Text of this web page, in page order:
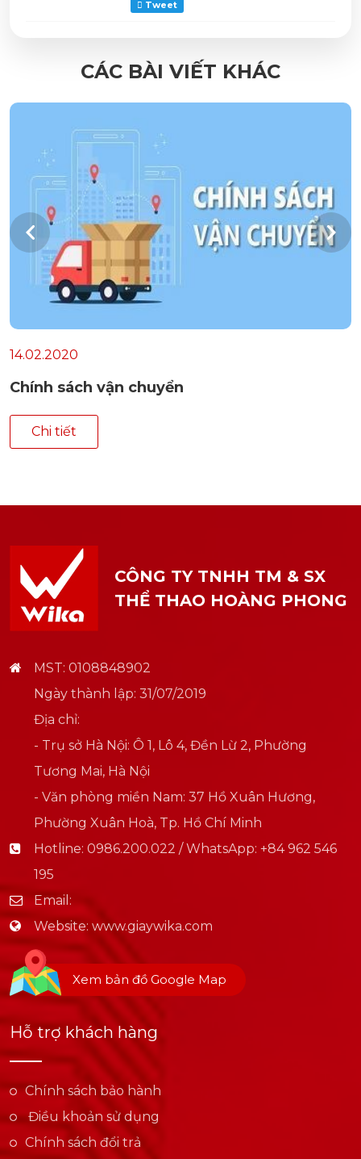
Tweet
CÁC BÀI VIẾT KHÁC
14.02.2020
Chính sách vận chuyển
Chi tiết
CÔNG TY TNHH TM & SX
THỂ THAO HOÀNG PHONG
MST: 0108848902
Ngày thành lập: 31/07/2019
Địa chỉ:
- Trụ sở Hà Nội: Ô 1, Lô 4, Đền Lừ 2, Phường
Tương Mai, Hà Nội
- Văn phòng miền Nam: 37 Hồ Xuân Hương,
Phường Xuân Hoà, Tp. Hồ Chí Minh
Hotline: 0986.200.022 / WhatsApp: +84 962 546
195
Email:
Website: www.giaywika.com
Xem bản đồ Google Map
Hỗ trợ khách hàng
Chính sách bảo hành
Điều khoản sử dụng
Chính sách đổi trả